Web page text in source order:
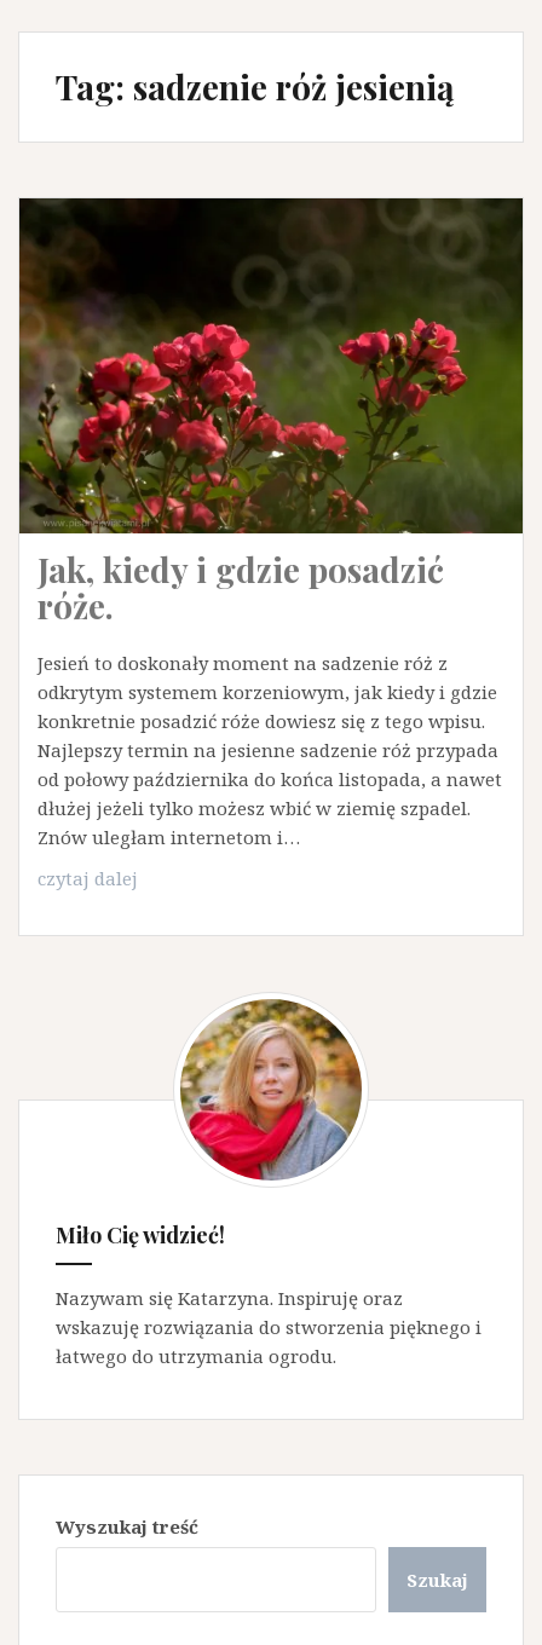
Tag: sadzenie róż jesienią
Jak, kiedy i gdzie posadzić
róże.
Jesień to doskonały moment na sadzenie róż z
odkrytym systemem korzeniowym, jak kiedy i gdzie
konkretnie posadzić róże dowiesz się z tego wpisu.
Najlepszy termin na jesienne sadzenie róż przypada
od połowy października do końca listopada, a nawet
dłużej jeżeli tylko możesz wbić w ziemię szpadel.
Znów uległam internetom i…
czytaj dalej
i
Miło Cię widzieć!
Nazywam się Katarzyna. Inspiruję oraz
wskazuję rozwiązania do stworzenia pięknego i
łatwego do utrzymania ogrodu.
Wyszukaj treść
Szukaj